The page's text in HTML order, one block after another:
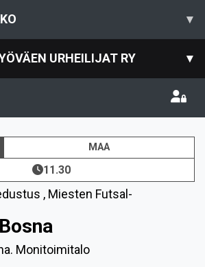
▾
URHEILIJAT RY ▾
MAA
11.30
, Miesten Futsal-
Monitoimitalo